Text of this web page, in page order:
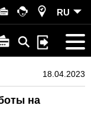
RU
18.04.2023
на